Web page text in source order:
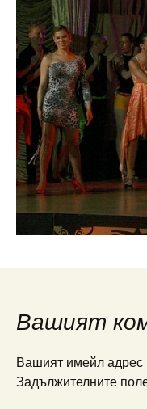
Вашият
Вашият имейл адрес
Задължителните